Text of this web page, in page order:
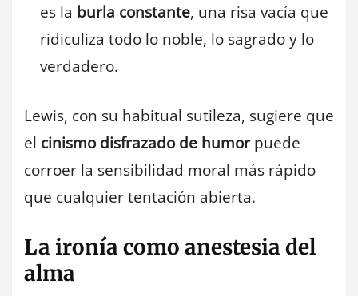
es la burla constante, una risa vacía que
ridiculiza todo lo noble, lo sagrado y lo
verdadero.
Lewis, con su habitual sutileza, sugiere que
el cinismo disfrazado de humorpuede
corroer la sensibilidad moral más rápido
que cualquier tentación abierta.
La ironía como anestesia del
alma